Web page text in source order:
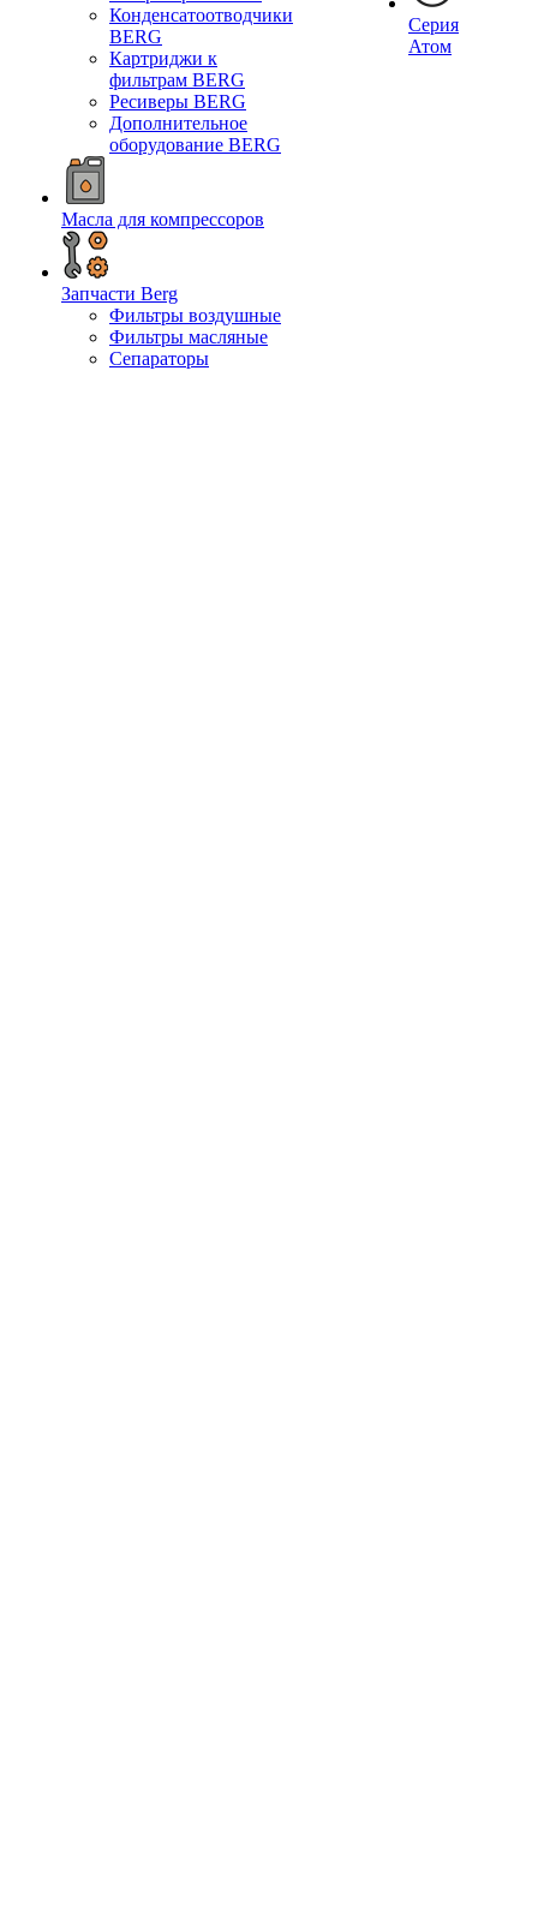
Конденсатоотводчики
BERG
Картриджи к
фильтрам BERG
Ресиверы BERG
Дополнительное
оборудование BERG
Масла для компрессоров
Запчасти Berg
Фильтры воздушные
Фильтры масляные
Сепараторы
Серия
Атом